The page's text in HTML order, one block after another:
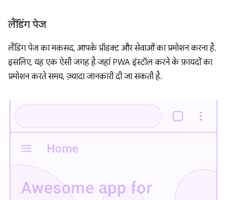
लैंडिंग पेज
लैंडिंग पेज का मकसद, आपके प्रॉडक्ट और सेवाओं का प्रमोशन करना है.
इसलिए, यह एक ऐसी जगह है जहां PWA इंस्टॉल करने के फ़ायदों का
प्रमोशन करते समय, ज़्यादा जानकारी दी जा सकती है.